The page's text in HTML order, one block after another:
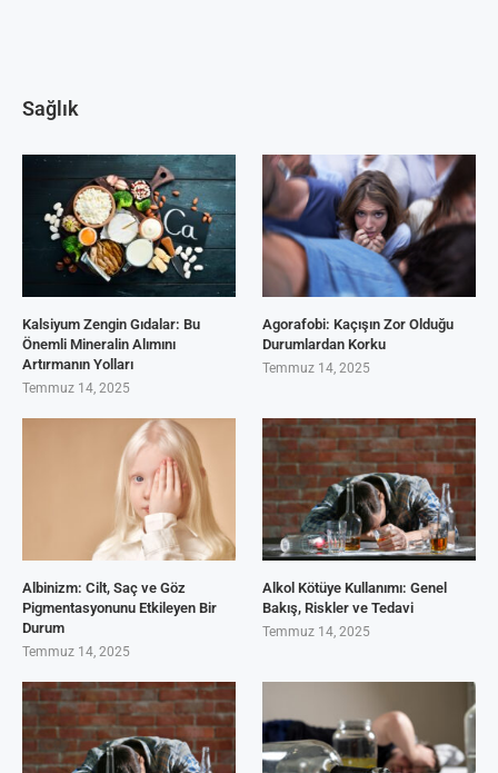
Sağlık
Kalsiyum Zengin Gıdalar: Bu
Önemli Mineralin Alımını
Artırmanın Yolları
Temmuz 14, 2025
Agorafobi: Kaçışın Zor Olduğu
Durumlardan Korku
Temmuz 14, 2025
Albinizm: Cilt, Saç ve Göz
Pigmentasyonunu Etkileyen Bir
Durum
Temmuz 14, 2025
Alkol Kötüye Kullanımı: Genel
Bakış, Riskler ve Tedavi
Temmuz 14, 2025